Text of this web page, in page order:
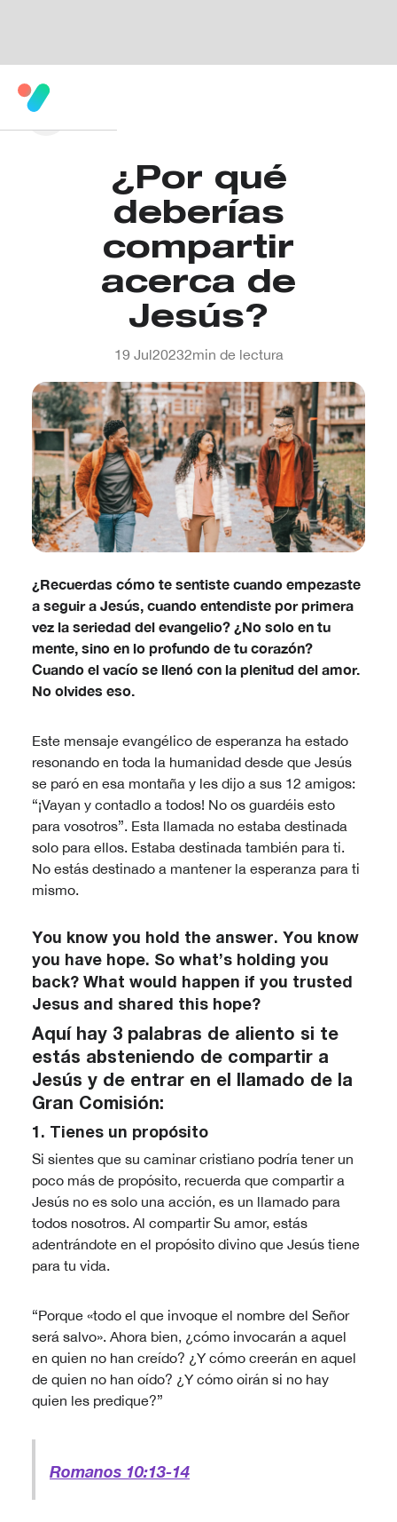
¿Por qué
deberías
compartir
acerca de
Jesús?
19 Jul20232min de lectura
¿Recuerdas cómo te sentiste cuando empezaste
a seguir a Jesús, cuando entendiste por primera
vez la seriedad del evangelio? ¿No solo en tu
mente, sino en lo profundo de tu corazón?
Cuando el vacío se llenó con la plenitud del amor.
No olvides eso.
Este mensaje evangélico de esperanza ha estado
resonando en toda la humanidad desde que Jesús
se paró en esa montaña y les dijo a sus 12 amigos:
“¡Vayan y contadlo a todos! No os guardéis esto
para vosotros”. Esta llamada no estaba destinada
solo para ellos. Estaba destinada también para ti.
No estás destinado a mantener la esperanza para ti
mismo.
You know you hold the answer. You know
you have hope. So what’s holding you
back? What would happen if you trusted
Jesus and shared this hope?
Aquí hay 3 palabras de aliento si te
estás absteniendo de compartir a
Jesús y de entrar en el llamado de la
Gran Comisión:
1. Tienes un propósito
Si sientes que su caminar cristiano podría tener un
poco más de propósito, recuerda que compartir a
Jesús no es solo una acción, es un llamado para
todos nosotros. Al compartir Su amor, estás
adentrándote en el propósito divino que Jesús tiene
para tu vida.
“Porque «todo el que invoque el nombre del Señor
será salvo». Ahora bien, ¿cómo invocarán a aquel
en quien no han creído? ¿Y cómo creerán en aquel
de quien no han oído? ¿Y cómo oirán si no hay
quien les predique?”
Romanos 10:13-14